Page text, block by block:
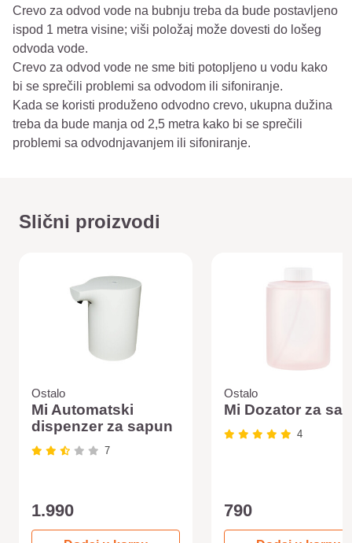
Crevo za odvod vode na bubnju treba da bude postavljeno
ispod 1 metra visine; viši položaj može dovesti do lošeg
odvoda vode.
Crevo za odvod vode ne sme biti potopljeno u vodu kako
bi se sprečili problemi sa odvodom ili sifoniranje.
Kada se koristi produženo odvodno crevo, ukupna dužina
treba da bude manja od 2,5 metra kako bi se sprečili
problemi sa odvodnjavanjem ili sifoniranje.
Slični proizvodi
Ostalo
Mi Automatski
dispenzer za sapun
7
1.990
Ostalo
Mi Dozator za
4
790